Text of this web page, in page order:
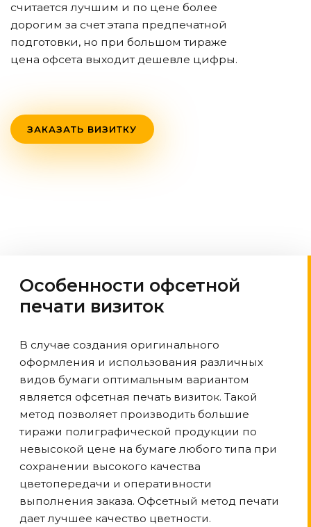
считается лучшим и по цене более
дорогим за счет этапа предпечатной
подготовки, но при большом тираже
цена офсета выходит дешевле цифры.
ЗАКАЗАТЬ ВИЗИТКУ
Особенности офсетной
печати визиток
В случае создания оригинального
оформления и использования различных
видов бумаги оптимальным вариантом
является офсетная печать визиток. Такой
метод позволяет производить большие
тиражи полиграфической продукции по
невысокой цене на бумаге любого типа при
сохранении высокого качества
цветопередачи и оперативности
выполнения заказа. Офсетный метод печати
дает лучшее качество цветности.